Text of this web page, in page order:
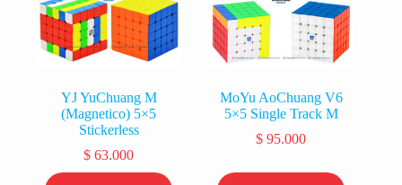
YJ YuChuang M
(Magnetico) 5×5
Stickerless
$ 63.000
MoYu AoChuang V6
5×5 Single Track M
$ 95.000